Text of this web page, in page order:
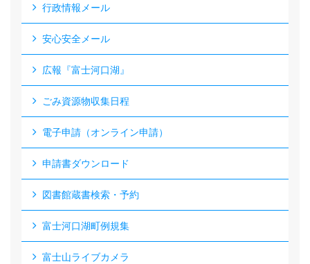
行政情報メール
安心安全メール
広報『富士河口湖』
ごみ資源物収集日程
電子申請（オンライン申請）
申請書ダウンロード
図書館蔵書検索・予約
富士河口湖町例規集
富士山ライブカメラ